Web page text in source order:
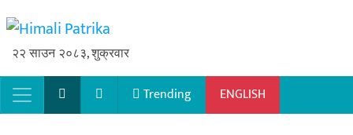
२२ साउन २०८३, शुक्रवार
Main Navigation
Trending ENGLISH